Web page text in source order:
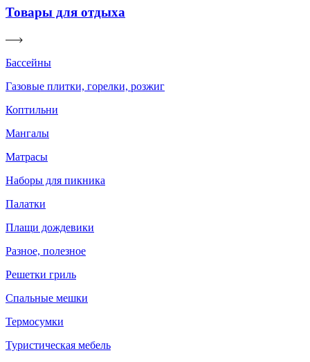
Товары для отдыха
Бассейны
Газовые плитки, горелки, розжиг
Коптильни
Мангалы
Матрасы
Наборы для пикника
Палатки
Плащи дождевики
Разное, полезное
Решетки гриль
Спальные мешки
Термосумки
Туристическая мебель